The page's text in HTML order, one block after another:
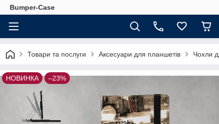
Bumper-Case
Товари та послуги Аксесуари для планшетів Чохли
НОВИНКА –23%